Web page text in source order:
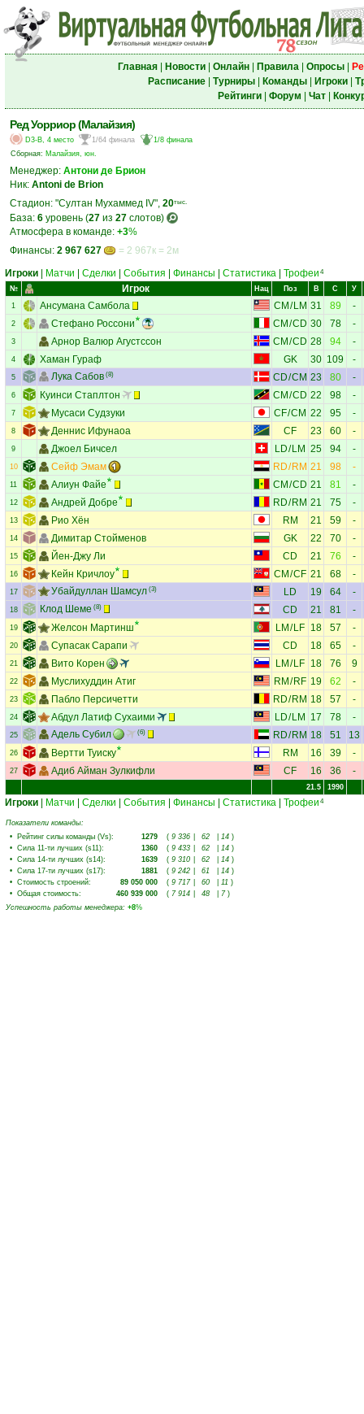
Главная| Новости| Онлайн| Правила| Опросы|
Расписание| Турниры| Команды| Игроки|
Рейтинги| Форум Чат|
Ред Уорриор (Малайзия)
D3-B, 4 место 1/64 финала
1/8 финала
Сборная: Малайзия, юн.
Менеджер: Антони де Брион
Ник: Antoni de Brion
Стадион: "Султан Мухаммед IV", 20тыс.
База: 6 уровень (27 из 27 слотов)
Атмосфера в команде: +3%
Финансы: 2 967 627
= 2 967к = 2м
Игроки
Матчи Сделки События Финансы Статистика Трофеи 4
№ Игрок Нац Поз В С У
1 Ансумана Самбола CM /LM 31 89 -
2 Стефано Россони CM /CD 30 78 -
3 Арнор Валюр Агустссон CM /CD 28 94 -
4 Хаман Гураф GK 30 109 -
5 Лука Сабов (8) CD/CM 23 80 -
6 Куинси Стаплтон CM /CD 22 98 -
7 Мусаси Судзуки CF/CM 22 95 -
8 Деннис Ифунаоа CF 23 60 -
9 Джоел Бичсел LD/ LM 25 94 -
10 Сейф Эмам RD/ RM 21 98 -
11 Алиун Файе CM /CD 21 81 -
12 Андрей Добре RD/ RM 21 75 -
13 Рио Хён RM 21 59 -
14 Димитар Стойменов GK 22 70 -
15 Йен-Джу Ли CD 21 76 -
16 Кейн Кричлоу CM /CF 21 68 -
17 Убайдуллан Шамсул (3) LD 19 64 -
18 Клод Шеме (8) CD 21 81 -
19 Желсон Мартинш LM / LF 18 57 -
20 Супасак Сарапи CD 18 65 -
21 Вито Корен LM / LF 18 76 9
22 Муслихуддин Атиг RM / RF 19 62 -
23 Пабло Персичетти RD/ RM 18 57 -
24 Абдул Латиф Сухаими LD/ LM 17 78 -
25 Адель Субил (6) RD/ RM 18 51 13
26 Вертти Туиску RM 16 39 -
27 Адиб Айман Зулкифли CF 16 36 -
21.5 1990
Игроки Матчи Сделки События Финансы Статистика Трофеи 4
Показатели команды:
• Рейтинг силы команды (Vs): 1279 ( 9 336 62 14 )
• Сила 11-ти лучших (s11): 1360 ( 9 433 62 14 )
• Сила 14-ти лучших (s14): 1639 ( 9 310 62 14 )
• Сила 17-ти лучших (s17): 1881 ( 9 242 61 14 )
• Стоимость строений: 89 050 000 ( 9 717 60 11 )
• Общая стоимость: 460 939 000 ( 7 914 48 7 )
Успешность работы менеджера: +8%